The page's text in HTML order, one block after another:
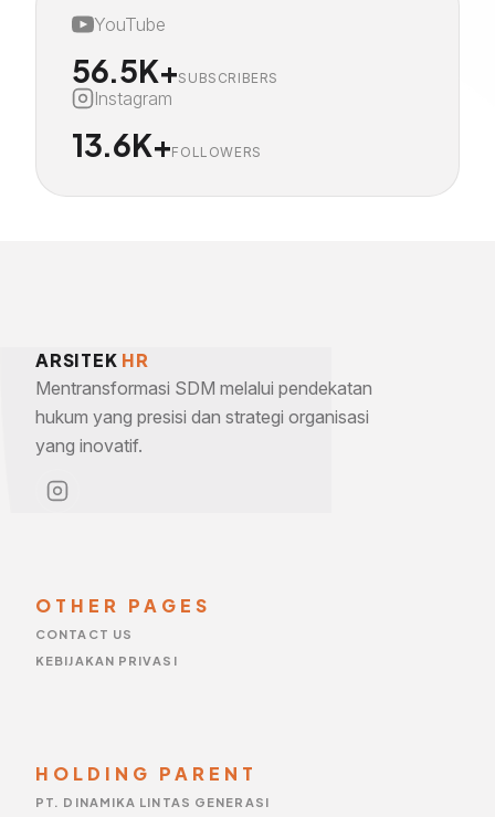
YouTube
56.5K+SUBSCRIBERS
Instagram
13.6K+FOLLOWERS
ARSITEK HR
Mentransformasi SDM melalui pendekatan
hukum yang presisi dan strategi organisasi
yang inovatif.
OTHER PAGES
CONTACT US
KEBIJAKAN PRIVASI
HOLDING PARENT
PT. DINAMIKA LINTAS GENERASI